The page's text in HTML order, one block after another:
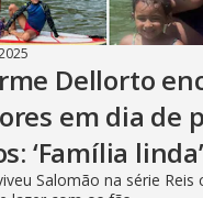
Dellorto
em dia de
‘Família linda’
Salomão na série Reis